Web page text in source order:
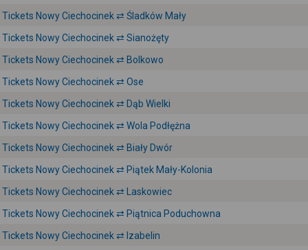
Tickets Nowy Ciechocinek ⇄ Śladków Mały
Tickets Nowy Ciechocinek ⇄ Sianożęty
Tickets Nowy Ciechocinek ⇄ Bolkowo
Tickets Nowy Ciechocinek ⇄ Ose
Tickets Nowy Ciechocinek ⇄ Dąb Wielki
Tickets Nowy Ciechocinek ⇄ Wola Podłężna
Tickets Nowy Ciechocinek ⇄ Biały Dwór
Tickets Nowy Ciechocinek ⇄ Piątek Mały-Kolonia
Tickets Nowy Ciechocinek ⇄ Laskowiec
Tickets Nowy Ciechocinek ⇄ Piątnica Poduchowna
Tickets Nowy Ciechocinek ⇄ Izabelin